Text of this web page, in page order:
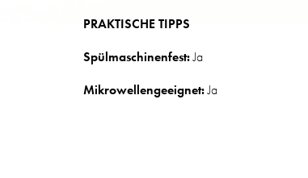
PRAKTISCHE TIPPS
Spülmaschinenfest:Ja
Mikrowellengeeignet:Ja